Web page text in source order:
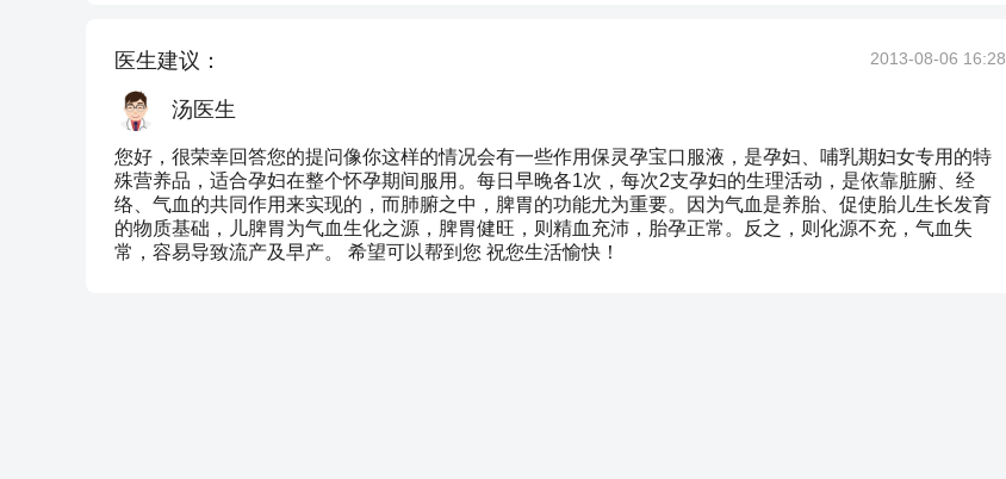
医生建议： 2013-08-06 16:28
汤医生
您好，很荣幸回答您的提问像你这样的情况会有一些作用保灵孕宝口服液，是孕妇、哺乳期妇女专用的特
殊营养品，适合孕妇在整个怀孕期间服用。每日早晚各1次，每次2支孕妇的生理活动，是依靠脏腑、经
络、气血的共同作用来实现的，而肺腑之中，脾胃的功能尤为重要。因为气血是养胎、促使胎儿生长发育
的物质基础，儿脾胃为气血生化之源，脾胃健旺，则精血充沛，胎孕正常。反之，则化源不充，气血失
常，容易导致流产及早产。 希望可以帮到您 祝您生活愉快！